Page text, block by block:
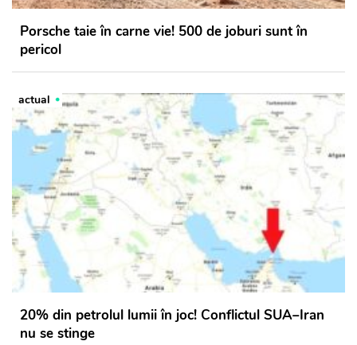
Porsche taie în carne vie! 500 de joburi sunt în
pericol
actual
20% din petrolul lumii în joc! Conflictul SUA–Iran
nu se stinge